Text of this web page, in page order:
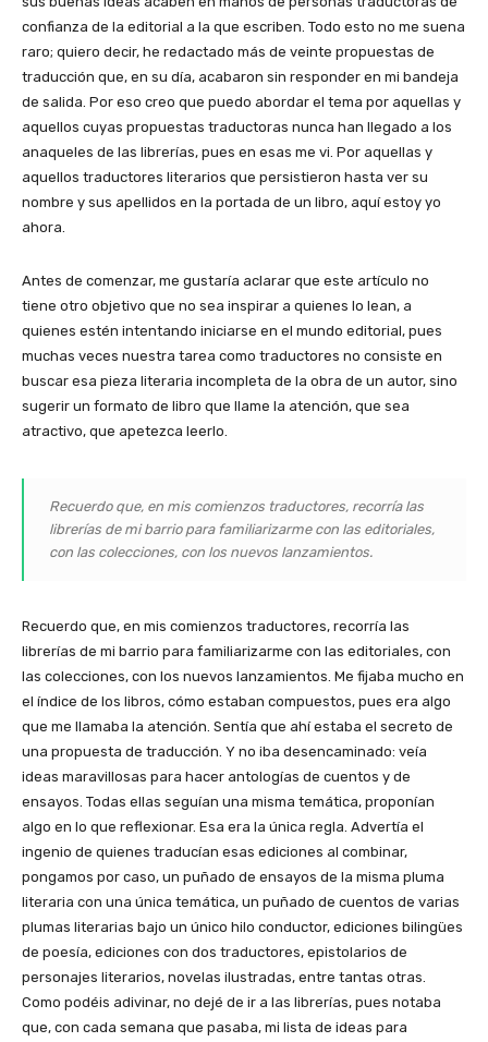
confianza de la editorial a la que escriben. Todo esto no me suena
raro; quiero decir, he redactado más de veinte propuestas de
traducción que, en su día, acabaron sin responder en mi bandeja
de salida. Por eso creo que puedo abordar el tema por aquellas y
aquellos cuyas propuestas traductoras nunca han llegado a los
anaqueles de las librerías, pues en esas me vi. Por aquellas y
aquellos traductores literarios que persistieron hasta ver su
nombre y sus apellidos en la portada de un libro, aquí estoy yo
ahora.
Antes de comenzar, me gustaría aclarar que este artículo no
tiene otro objetivo que no sea inspirar a quienes lo lean, a
quienes estén intentando iniciarse en el mundo editorial, pues
muchas veces nuestra tarea como traductores no consiste en
buscar esa pieza literaria incompleta de la obra de un autor, sino
sugerir un formato de libro que llame la atención, que sea
atractivo, que apetezca leerlo.
Recuerdo que, en mis comienzos traductores, recorría las
librerías de mi barrio para familiarizarme con las editoriales,
con las colecciones, con los nuevos lanzamientos.
Recuerdo que, en mis comienzos traductores, recorría las
librerías de mi barrio para familiarizarme con las editoriales, con
las colecciones, con los nuevos lanzamientos. Me fijaba mucho en
el índice de los libros, cómo estaban compuestos, pues era algo
que me llamaba la atención. Sentía que ahí estaba el secreto de
una propuesta de traducción. Y no iba desencaminado: veía
ideas maravillosas para hacer antologías de cuentos y de
ensayos. Todas ellas seguían una misma temática, proponían
algo en lo que reflexionar. Esa era la única regla. Advertía el
ingenio de quienes traducían esas ediciones al combinar,
pongamos por caso, un puñado de ensayos de la misma pluma
literaria con una única temática, un puñado de cuentos de varias
plumas literarias bajo un único hilo conductor, ediciones bilingües
de poesía, ediciones con dos traductores, epistolarios de
personajes literarios, novelas ilustradas, entre tantas otras.
Como podéis adivinar, no dejé de ir a las librerías, pues notaba
que, con cada semana que pasaba, mi lista de ideas para